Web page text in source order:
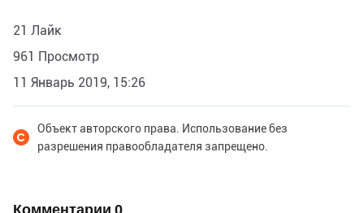
21 Лайк
961 Просмотр
11 Январь 2019, 15:26
Объект авторского права. Использование без
разрешения правообладателя запрещено.
Комментарии 0